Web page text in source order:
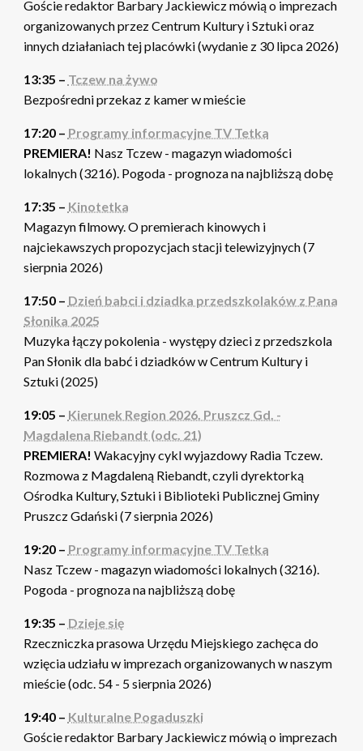
Goście redaktor Barbary Jackiewicz mówią o imprezach
organizowanych przez Centrum Kultury i Sztuki oraz
innych działaniach tej placówki (wydanie z 30 lipca 2026)
13:35 – Tczew na żywo
Bezpośredni przekaz z kamer w mieście
17:20 – Programy informacyjne TV Tetka
PREMIERA! Nasz Tczew - magazyn wiadomości
lokalnych (3216). Pogoda - prognoza na najbliższą dobę
17:35 – Kinotetka
Magazyn filmowy. O premierach kinowych i
najciekawszych propozycjach stacji telewizyjnych (7
sierpnia 2026)
17:50 – Dzień babci i dziadka przedszkolaków z Pana
Słonika 2025
Muzyka łączy pokolenia - występy dzieci z przedszkola
Pan Słonik dla babć i dziadków w Centrum Kultury i
Sztuki (2025)
19:05 – Kierunek Region 2026. Pruszcz Gd. -
Magdalena Riebandt (odc. 21)
PREMIERA! Wakacyjny cykl wyjazdowy Radia Tczew.
Rozmowa z Magdaleną Riebandt, czyli dyrektorką
Ośrodka Kultury, Sztuki i Biblioteki Publicznej Gminy
Pruszcz Gdański (7 sierpnia 2026)
19:20 – Programy informacyjne TV Tetka
Nasz Tczew - magazyn wiadomości lokalnych (3216).
Pogoda - prognoza na najbliższą dobę
19:35 – Dzieje się
Rzeczniczka prasowa Urzędu Miejskiego zachęca do
wzięcia udziału w imprezach organizowanych w naszym
mieście (odc. 54 - 5 sierpnia 2026)
19:40 – Kulturalne Pogaduszki
Goście redaktor Barbary Jackiewicz mówią o imprezach